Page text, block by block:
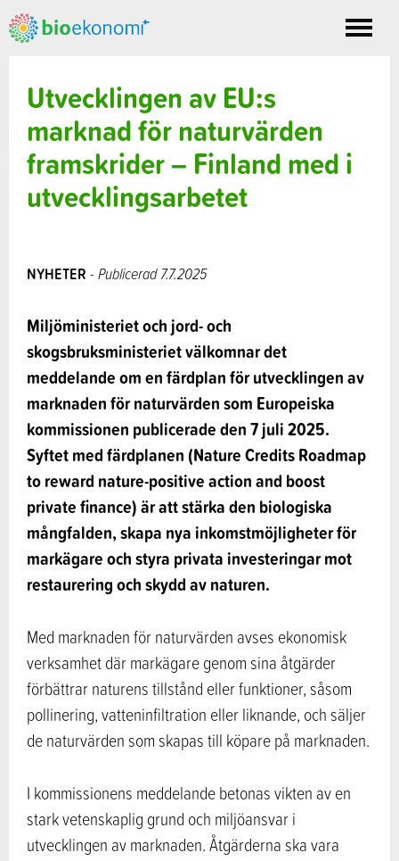
Toggle
Utvecklingen av EU:s
marknad för naturvärden
framskrider – Finland med i
utvecklingsarbetet
NYHETER - Publicerad 7.7.2025
Miljöministeriet och jord- och
skogsbruksministeriet välkomnar det
meddelande om en färdplan för utvecklingen av
marknaden för naturvärden som Europeiska
kommissionen publicerade den 7 juli 2025.
Syftet med färdplanen (Nature Credits Roadmap
to reward nature-positive action and boost
private finance) är att stärka den biologiska
mångfalden, skapa nya inkomstmöjligheter för
markägare och styra privata investeringar mot
restaurering och skydd av naturen.
Med marknaden för naturvärden avses ekonomisk
verksamhet där markägare genom sina åtgärder
förbättrar naturens tillstånd eller funktioner, såsom
pollinering, vatteninfiltration eller liknande, och säljer
de naturvärden som skapas till köpare på marknaden.
I kommissionens meddelande betonas vikten av en
stark vetenskaplig grund och miljöansvar i
utvecklingen av marknaden. Åtgärderna ska vara